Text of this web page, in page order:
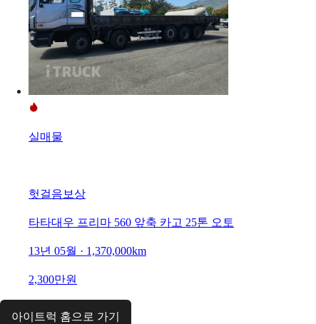
실매물
헛걸음보상
타타대우 프리마 560 앞축 카고 25톤 오토
13년 05월 · 1,370,000km
2,300만원
아이트럭 홈으로 가기